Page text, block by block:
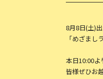
8月8日(土)
「めざま
本日10:00よ
皆様ぜひお